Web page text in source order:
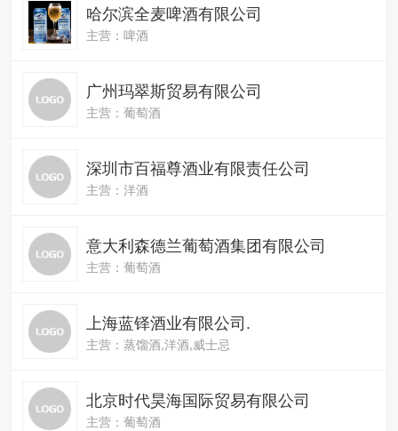
哈尔滨全麦啤酒有限公司
主营：啤酒
广州玛翠斯贸易有限公司
主营：葡萄酒
深圳市百福尊酒业有限责任公司
主营：洋酒
意大利森德兰葡萄酒集团有限公司
主营：葡萄酒
上海蓝铎酒业有限公司.
主营：蒸馏酒,洋酒,威士忌
北京时代昊海国际贸易有限公司
主营：葡萄酒